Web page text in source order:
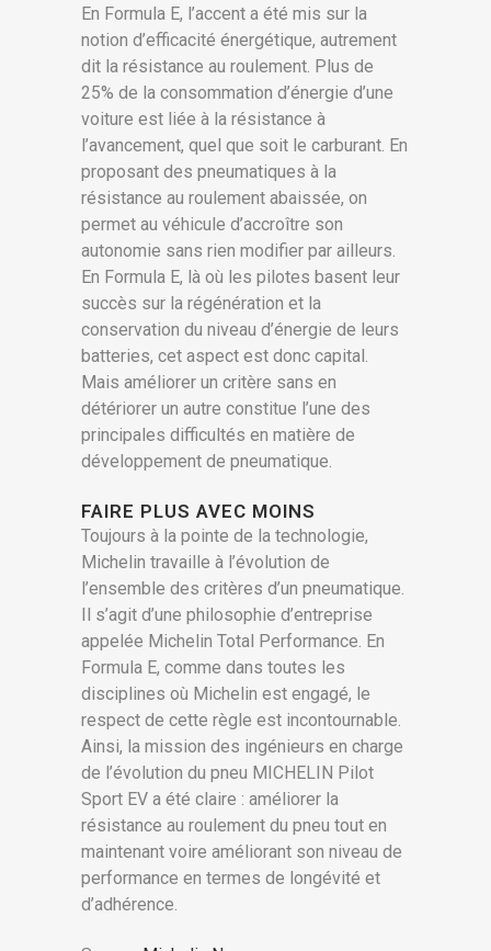
En Formula E, l’accent a été mis sur la
notion d’efficacité énergétique, autrement
dit la résistance au roulement. Plus de
25% de la consommation d’énergie d’une
voiture est liée à la résistance à
l’avancement, quel que soit le carburant. En
proposant des pneumatiques à la
résistance au roulement abaissée, on
permet au véhicule d’accroître son
autonomie sans rien modifier par ailleurs.
En Formula E, là où les pilotes basent leur
succès sur la régénération et la
conservation du niveau d’énergie de leurs
batteries, cet aspect est donc capital.
Mais améliorer un critère sans en
détériorer un autre constitue l’une des
principales difficultés en matière de
développement de pneumatique.
FAIRE PLUS AVEC MOINS
Toujours à la pointe de la technologie,
Michelin travaille à l’évolution de
l’ensemble des critères d’un pneumatique.
Il s’agit d’une philosophie d’entreprise
appelée Michelin Total Performance. En
Formula E, comme dans toutes les
disciplines où Michelin est engagé, le
respect de cette règle est incontournable.
Ainsi, la mission des ingénieurs en charge
de l’évolution du pneu MICHELIN Pilot
Sport EV a été claire : améliorer la
résistance au roulement du pneu tout en
maintenant voire améliorant son niveau de
performance en termes de longévité et
d’adhérence.